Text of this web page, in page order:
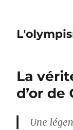
La
d’or de
Une